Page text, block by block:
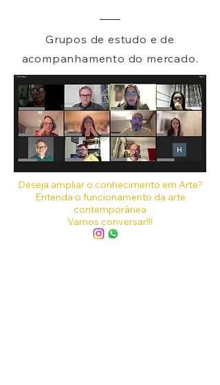
Grupos de estudo e de
acompanhamento do mercado.
Deseja ampliar o conhecimento em Arte?
Entenda o funcionamento da arte
contemporânea
Vamos conversar!!!